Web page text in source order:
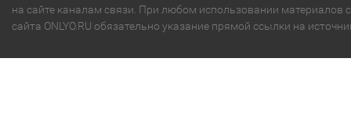
на сайте каналам связи. При любом использовании материалов с
сайта ONLYO.RU обязательно указание прямой ссылки на